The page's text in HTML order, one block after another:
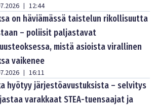
| 12:44
on häviämässä taistelun rikollisuutta
– poliisit paljastavat
mistä asioista virallinen
vaikenee
| 16:11
hyötyy järjestöavustuksista – selvitys
varakkaat STEA-tuensaajat ja